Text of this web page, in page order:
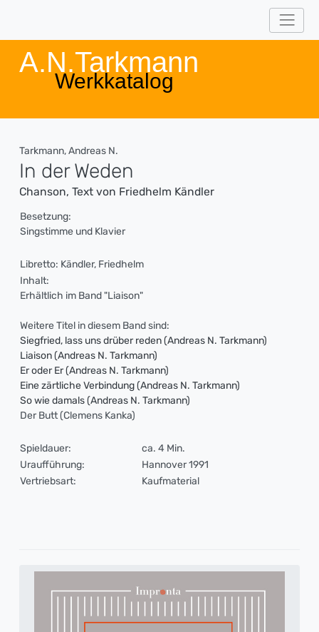
A.N.Tarkmann
Werkkatalog
Tarkmann, Andreas N.
In der Weden
Chanson, Text von Friedhelm Kändler
Besetzung:
Singstimme und Klavier
Libretto: Kändler, Friedhelm
Inhalt:
Erhältlich im Band "Liaison"
Weitere Titel in diesem Band sind:
Siegfried, lass uns drüber reden (Andreas N. Tarkmann)
Liaison (Andreas N. Tarkmann)
Er oder Er (Andreas N. Tarkmann)
Eine zärtliche Verbindung (Andreas N. Tarkmann)
So wie damals (Andreas N. Tarkmann)
Der Butt (Clemens Kanka)
Spieldauer:
ca. 4 Min.
Uraufführung:
Hannover 1991
Vertriebsart:
Kaufmaterial